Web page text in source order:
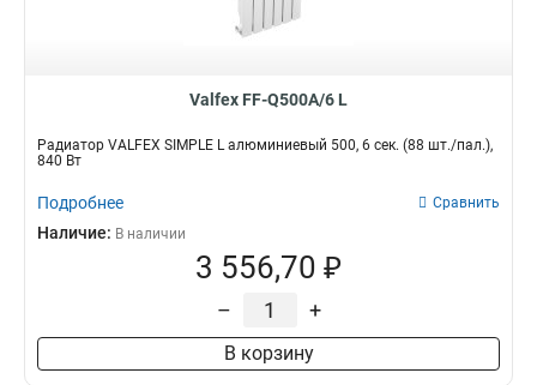
Valfex FF-Q500A/6 L
Радиатор VALFEX SIMPLE L алюминиевый 500, 6 сек. (88 шт./пал.),
840 Вт
Подробнее Сравнить
Наличие: В наличии
3 556,70 ₽
– +
В корзину